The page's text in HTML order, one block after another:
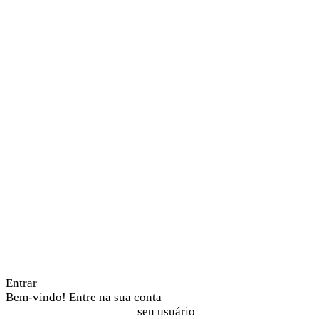
Entrar
Bem-vindo! Entre na sua conta
seu usuário